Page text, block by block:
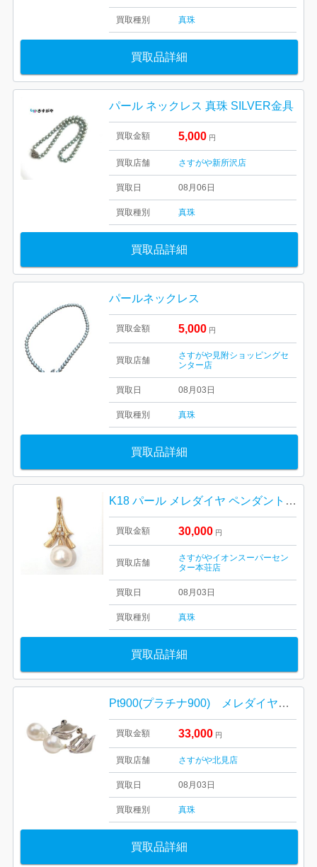
買取種別 真珠
買取品詳細
パール ネックレス 真珠 SILVER金具
買取金額 5,000 円
買取店舗 さすがや新所沢店
買取日 08月06日
買取種別 真珠
買取品詳細
パールネックレス
買取金額 5,000 円
買取店舗
さすがや見附ショッピングセ
ンター店
買取日 08月03日
買取種別 真珠
買取品詳細
K18 パール メレダイヤ ペンダントトップ
買取金額 30,000 円
買取店舗
さすがやイオンスーパーセン
ター本荘店
買取日 08月03日
買取種別 真珠
買取品詳細
Pt900(プラチナ900) メレダイヤ、バロックパール イヤリング
買取金額 33,000 円
買取店舗 さすがや北見店
買取日 08月03日
買取種別 真珠
買取品詳細